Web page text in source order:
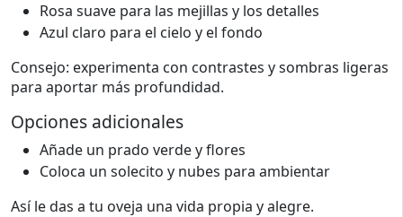
Rosa suave para las mejillas y los detalles
Azul claro para el cielo y el fondo
Consejo: experimenta con contrastes y sombras ligeras
para aportar más profundidad.
Opciones adicionales
Añade un prado verde y flores
Coloca un solecito y nubes para ambientar
Así le das a tu oveja una vida propia y alegre.